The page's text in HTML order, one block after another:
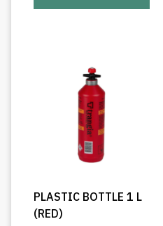
PLASTIC BOTTLE 1 L
(RED)